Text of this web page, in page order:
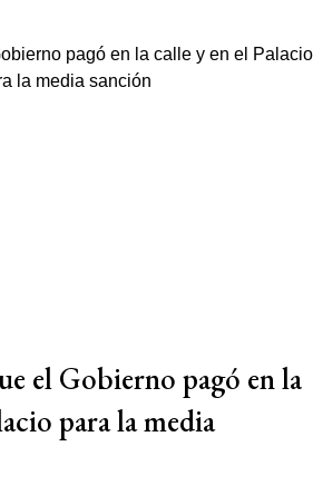
el Gobierno pagó en la
para la media